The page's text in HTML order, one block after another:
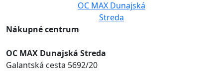
Nákupné centrum
OC MAX Dunajská Streda
Galantská cesta 5692/20